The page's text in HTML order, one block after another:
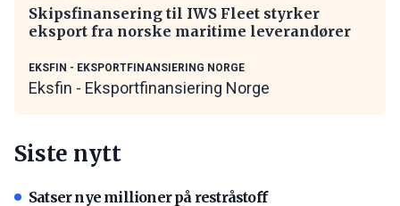
Skipsfinansering til IWS Fleet styrker
eksport fra norske maritime leverandører
EKSFIN - EKSPORTFINANSIERING NORGE
Eksfin - Eksportfinansiering Norge
Siste nytt
Satser nye millioner på restråstoff